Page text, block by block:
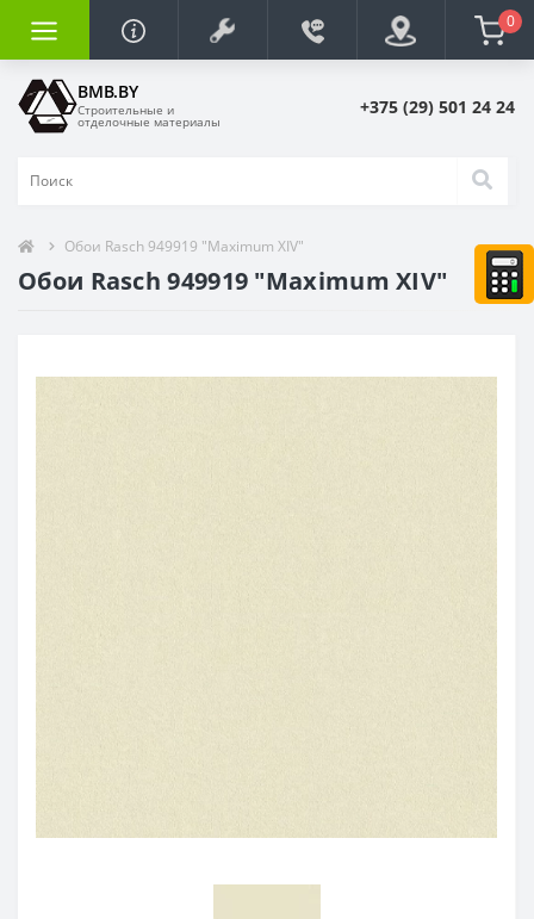
0
BMB.BY
Строительные и
отделочные материалы
+375 (29) 501 24 24
Обои Rasch 949919 "Maximum XIV"
Обои Rasch 949919 "Maximum XIV"